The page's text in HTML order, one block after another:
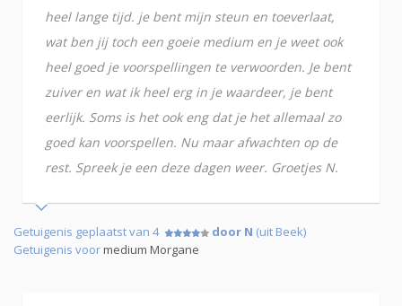
heel lange tijd. je bent mijn steun en toeverlaat,
wat ben jij toch een goeie medium en je weet ook
heel goed je voorspellingen te verwoorden. Je bent
zuiver en wat ik heel erg in je waardeer, je bent
eerlijk. Soms is het ook eng dat je het allemaal zo
goed kan voorspellen. Nu maar afwachten op de
rest. Spreek je een deze dagen weer. Groetjes N.
Getuigenis geplaatst van 4 door N (uit Beek)
Getuigenis voormedium Morgane